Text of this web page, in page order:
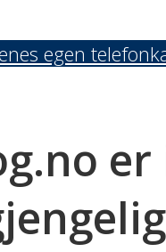
egen
er